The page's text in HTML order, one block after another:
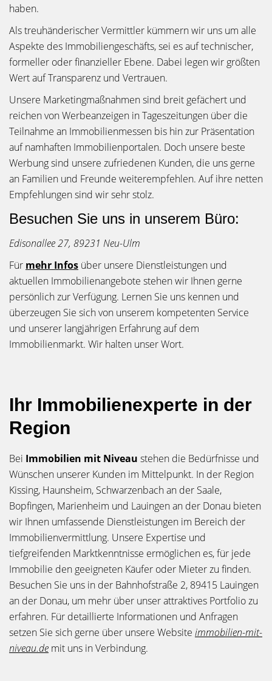
haben.
Als treuhänderischer Vermittler kümmern wir uns um alle
Aspekte des Immobiliengeschäfts, sei es auf technischer,
formeller oder finanzieller Ebene. Dabei legen wir größten
Wert auf Transparenz und Vertrauen.
Unsere Marketingmaßnahmen sind breit gefächert und
reichen von Werbeanzeigen in Tageszeitungen über die
Teilnahme an Immobilienmessen bis hin zur Präsentation
auf namhaften Immobilienportalen. Doch unsere beste
Werbung sind unsere zufriedenen Kunden, die uns gerne
an Familien und Freunde weiterempfehlen. Auf ihre netten
Empfehlungen sind wir sehr stolz.
Besuchen Sie uns in unserem Büro:
Edisonallee 27, 89231 Neu-Ulm
Für mehr Infos über unsere Dienstleistungen und
aktuellen Immobilienangebote stehen wir Ihnen gerne
persönlich zur Verfügung. Lernen Sie uns kennen und
überzeugen Sie sich von unserem kompetenten Service
und unserer langjährigen Erfahrung auf dem
Immobilienmarkt. Wir halten unser Wort.
Ihr Immobilienexperte in der
Region
Bei Immobilien mit Niveau stehen die Bedürfnisse und
Wünschen unserer Kunden im Mittelpunkt. In der Region
Kissing, Haunsheim, Schwarzenbach an der Saale,
Bopfingen, Marienheim und Lauingen an der Donau bieten
wir Ihnen umfassende Dienstleistungen im Bereich der
Immobilienvermittlung. Unsere Expertise und
tiefgreifenden Marktkenntnisse ermöglichen es, für jede
Immobilie den geeigneten Käufer oder Mieter zu finden.
Besuchen Sie uns in der Bahnhofstraße 2, 89415 Lauingen
an der Donau, um mehr über unser attraktives Portfolio zu
erfahren. Für detaillierte Informationen und Anfragen
setzen Sie sich gerne über unsere Website immobilien-mit-
niveau.de mit uns in Verbindung.